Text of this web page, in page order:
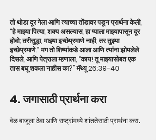
तो थोडा दूर गेला आणि त्याच्या तोंडावर पडून प्रार्थना केली,
“हे माझ्या पित्या, शक्य असल्यास, हा प्याला माझ्यापासून दूर
होवो; तरीसुद्धा, माझ्या इच्छेप्रमाणे नाही, तर तुझ्या
इच्छेप्रमाणे.” मग तो शिष्यांकडे आला आणि त्यांना झोपलेले
दिसले, आणि पेत्राला म्हणाला, “काय! तू माझ्यासोबत एक
तास बघू शकला नाहीस का?" मॅथ्यू 26:39-40
4. जगासाठी प्रार्थना करा
वेळ बाजूला ठेवा आणि राष्ट्रांमध्ये शांततेसाठी प्रार्थना करा.